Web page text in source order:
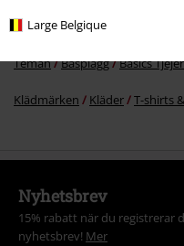
Large Belgique
Teman Basplagg
Teman Basplagg Basics Tjejer
Klädmärken Kläder T-shirts
Nyhetsbrev
15% rabatt när du registrerar
nyhetsbrev! Mer